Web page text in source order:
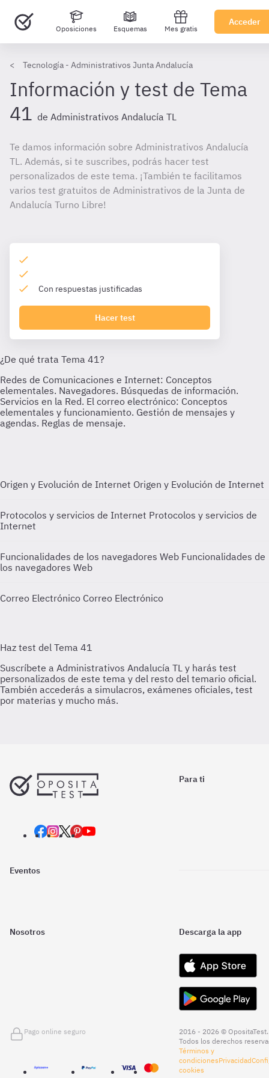
Oposiciones Esquemas Mes gratis
Acceder
Tecnología - Administrativos Junta Andalucía
Información y test de Tema
41 de Administrativos Andalucía TL
Te damos información sobre Administrativos Andalucía
TL. Además, si te suscribes, podrás hacer test
personalizados de este tema. ¡También te facilitamos
varios test gratuitos de Administrativos de la Junta de
Andalucía Turno Libre!
Con respuestas justificadas
Hacer test
Origen y Evolución de Internet Origen y Evolución de Internet
Protocolos y servicios de Internet Protocolos y servicios de
Internet
Funcionalidades de los navegadores Web Funcionalidades de
los navegadores Web
Correo Electrónico Correo Electrónico
Para ti
Eventos
Nosotros Descarga la app
Pago online seguro
2016 - 2026 © OpositaTest.
Todos los derechos
Términos y
condicionesPrivacidad
cookies